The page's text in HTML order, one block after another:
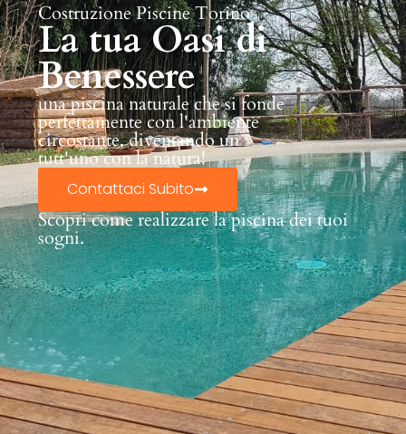
Costruzione Piscine Torino
La tua Oasi di
Benessere
una piscina naturale che si fonde
perfettamente con l'ambiente
circostante, diventando un
tutt'uno con la natura!
Contattaci Subito
Scopri come realizzare la piscina dei tuoi
sogni.